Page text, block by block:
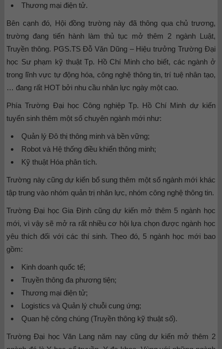
Thương mại điện tử.
Bên cạnh đó, Hội đồng trường này đã thông qua chủ trương,
trường đang tiến hành làm thủ tục mở thêm 2 ngành Luật,
Truyền thông. PGS.TS Đỗ Văn Dũng – Hiệu trưởng Trường Đại
học Sư phạm kỹ thuật Tp. Hồ Chí Minh cho biết, các ngành ở
trong lĩnh vực tự động hóa, công nghệ thông tin, trí tuệ nhân tạo,
… đang rất HOT bởi nhu cầu nhân lực ngày một cao.
Phía Trường Đại học Công nghiệp Tp. Hồ Chí Minh dự kiến
tuyển sinh thêm một số chuyên ngành mới như:
Quản lý Đô thị thông minh và bền vững;
Robot và Hệ thống điều khiển thông minh;
Kỹ thuật Hóa phân tích.
Trường này cũng dự kiến bổ sung thêm một số ngành mới khác
tập trung vào nhóm quản trị nhân lực, nhóm công nghệ thông tin.
Trường Đại học Gia Định cũng dự kiến mở thêm 5 ngành học
mới, vì vậy sẽ mở ra rất nhiều cơ hội lựa chọn được ngành học
yêu thích đối với các thí sinh. Theo đó, 5 ngành học mới bao
gồm:
Kinh doanh quốc tế;
Truyền thông đa phương tiện;
Thương mại điện tử;
Logistics và Quản lý chuỗi cung ứng;
Quan hệ công chúng (Truyền thông kỹ thuật số).
Trường Đại học Văn Lang năm nay cũng dự kiến mở thêm 2